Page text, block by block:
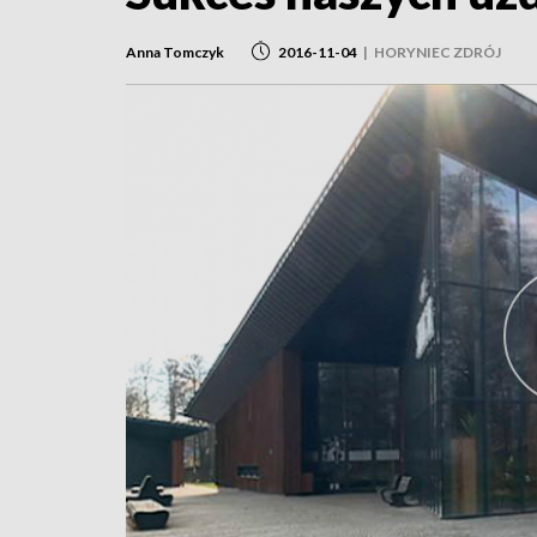
Anna Tomczyk 2016-11-04 | HORYNIEC ZDRÓJ